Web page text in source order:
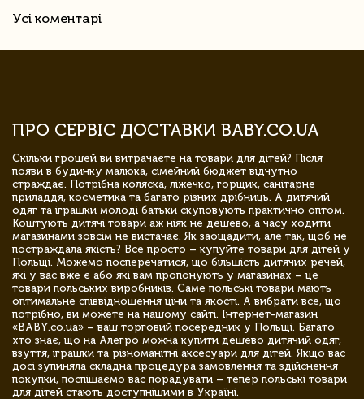
Усі коментарі
ПРО СЕРВІС ДОСТАВКИ BABY.CO.UA
Скільки грошей ви витрачаєте на товари для дітей? Після
появи в будинку малюка, сімейний бюджет відчутно
страждає. Потрібна коляска, ліжечко, горщик, санітарне
приладдя, косметика та багато різних дрібниць. А дитячий
одяг та іграшки молоді батьки скуповують практично оптом.
Коштують дитячі товари аж ніяк не дешево, а часу ходити
магазинами зовсім не вистачає. Як заощадити, але так, щоб не
постраждала якість? Все просто – купуйте товари для дітей у
Польщі. Можемо посперечатися, що більшість дитячих речей,
які у вас вже є або які вам пропонують у магазинах – це
товари польських виробників. Саме польські товари мають
оптимальне співвідношення ціни та якості. А вибрати все, що
потрібно, ви можете на нашому сайті. Інтернет-магазин
«BABY.co.ua» – ваш торговий посередник у Польщі. Багато
хто знає, що на Алегро можна купити дешево дитячий одяг,
взуття, іграшки та різноманітні аксесуари для дітей. Якщо вас
досі зупиняла складна процедура замовлення та здійснення
покупки, поспішаємо вас порадувати – тепер польські товари
для дітей стають доступнішими в Україні.